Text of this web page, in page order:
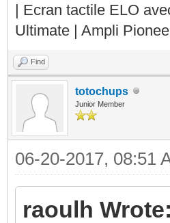
| Ecran tactile ELO
Ultimate | Ampli
Find
totochups
Junior Member
06-20-2017, 08:51
raoulh Wrote: